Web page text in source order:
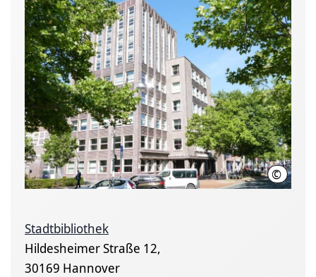
© LHH
Stadtbibliothek
Hildesheimer Straße 12,
30169 Hannover